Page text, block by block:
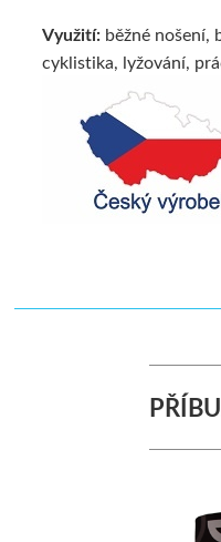
Využití: běžné nošení,
cyklistika, lyžování,